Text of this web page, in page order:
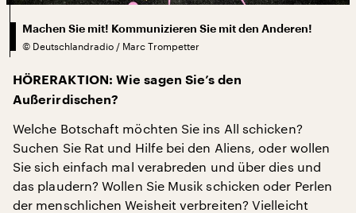
Machen Sie mit! Kommunizieren Sie mit den Anderen!
© Deutschlandradio / Marc Trompetter
HÖRERAKTION: Wie sagen Sie’s den
Außerirdischen?
Welche Botschaft möchten Sie ins All schicken?
Suchen Sie Rat und Hilfe bei den Aliens, oder wollen
Sie sich einfach mal verabreden und über dies und
das plaudern? Wollen Sie Musik schicken oder Perlen
der menschlichen Weisheit verbreiten? Vielleicht